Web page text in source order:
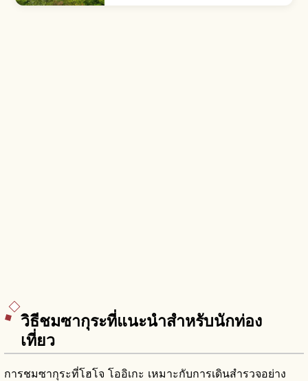
วิธีชมซากุระที่แนะนำสำหรับนักท่อง
เที่ยว
การชมซากุระที่โฮโจ โออิเกะ เหมาะกับการเดินสำรวจอย่าง